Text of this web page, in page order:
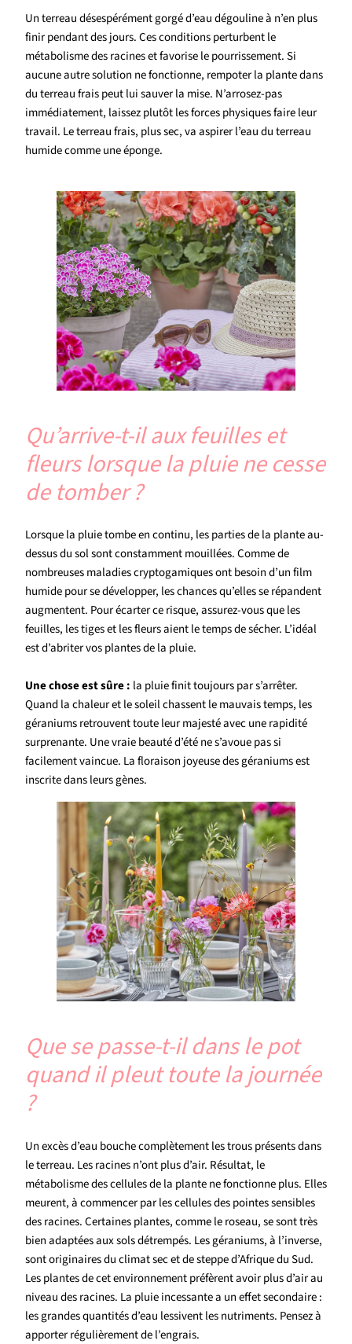
Un terreau désespérément gorgé d’eau dégouline à n’en plus
finir pendant des jours. Ces conditions perturbent le
métabolisme des racines et favorise le pourrissement. Si
aucune autre solution ne fonctionne, rempoter la plante dans
du terreau frais peut lui sauver la mise. N’arrosez-pas
immédiatement, laissez plutôt les forces physiques faire leur
travail. Le terreau frais, plus sec, va aspirer l’eau du terreau
humide comme une éponge.
Qu’arrive-t-il aux feuilles et
fleurs lorsque la pluie ne cesse
de tomber ?
Lorsque la pluie tombe en continu, les parties de la plante au-
dessus du sol sont constamment mouillées. Comme de
nombreuses maladies cryptogamiques ont besoin d’un film
humide pour se développer, les chances qu’elles se répandent
augmentent. Pour écarter ce risque, assurez-vous que les
feuilles, les tiges et les fleurs aient le temps de sécher. L’idéal
est d’abriter vos plantes de la pluie.
Une chose est sûre : la pluie finit toujours par s’arrêter.
Quand la chaleur et le soleil chassent le mauvais temps, les
géraniums retrouvent toute leur majesté avec une rapidité
surprenante. Une vraie beauté d’été ne s’avoue pas si
facilement vaincue. La floraison joyeuse des géraniums est
inscrite dans leurs gènes.
Que se passe-t-il dans le pot
quand il pleut toute la journée
?
Un excès d’eau bouche complètement les trous présents dans
le terreau. Les racines n’ont plus d’air. Résultat, le
métabolisme des cellules de la plante ne fonctionne plus. Elles
meurent, à commencer par les cellules des pointes sensibles
des racines. Certaines plantes, comme le roseau, se sont très
bien adaptées aux sols détrempés. Les géraniums, à l’inverse,
sont originaires du climat sec et de steppe d’Afrique du Sud.
Les plantes de cet environnement préfèrent avoir plus d’air au
niveau des racines. La pluie incessante a un effet secondaire :
les grandes quantités d’eau lessivent les nutriments. Pensez à
apporter régulièrement de l’engrais.